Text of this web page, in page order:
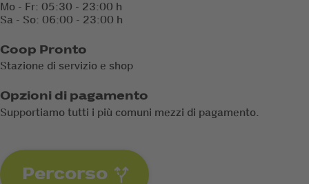
Mo - Fr: 05:30 - 23:00 h
Sa - So: 06:00 - 23:00 h
Coop Pronto
Stazione di servizio e shop
Opzioni di pagamento
Supportiamo tutti i più comuni mezzi di pagamento.
Percorso